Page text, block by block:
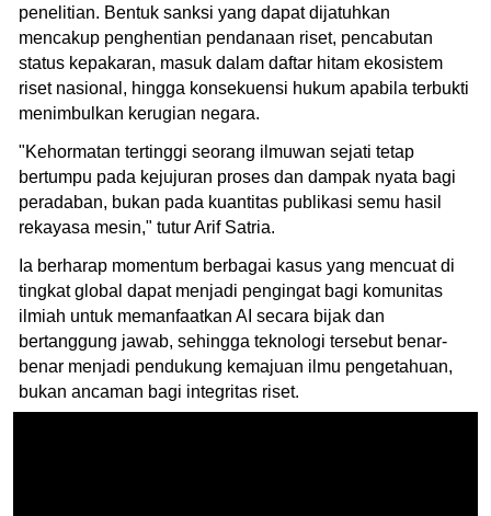
penelitian. Bentuk sanksi yang dapat dijatuhkan
mencakup penghentian pendanaan riset, pencabutan
status kepakaran, masuk dalam daftar hitam ekosistem
riset nasional, hingga konsekuensi hukum apabila terbukti
menimbulkan kerugian negara.
"Kehormatan tertinggi seorang ilmuwan sejati tetap
bertumpu pada kejujuran proses dan dampak nyata bagi
peradaban, bukan pada kuantitas publikasi semu hasil
rekayasa mesin," tutur Arif Satria.
Ia berharap momentum berbagai kasus yang mencuat di
tingkat global dapat menjadi pengingat bagi komunitas
ilmiah untuk memanfaatkan AI secara bijak dan
bertanggung jawab, sehingga teknologi tersebut benar-
benar menjadi pendukung kemajuan ilmu pengetahuan,
bukan ancaman bagi integritas riset.